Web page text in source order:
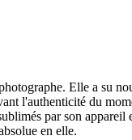
Elle a su
l'authenticité du
par son appareil
en elle.